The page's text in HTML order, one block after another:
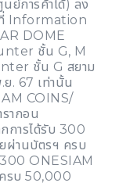
นย์การค้าได้) ลง
ที่ Information
DOME
ชั้น G, M
ชั้น G สยาม
ย. 67 เท่านั้น
COINS/
ากอน
กการได้รับ 300
ผ่านบัตรฯ ครบ
ONESIAM
ครบ 50,000